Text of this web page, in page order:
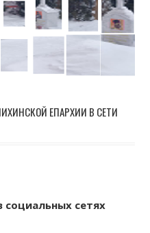
ЕПАРХИИ В СЕТИ
сетях